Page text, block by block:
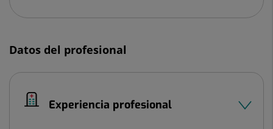
Datos del profesional
Experiencia profesional